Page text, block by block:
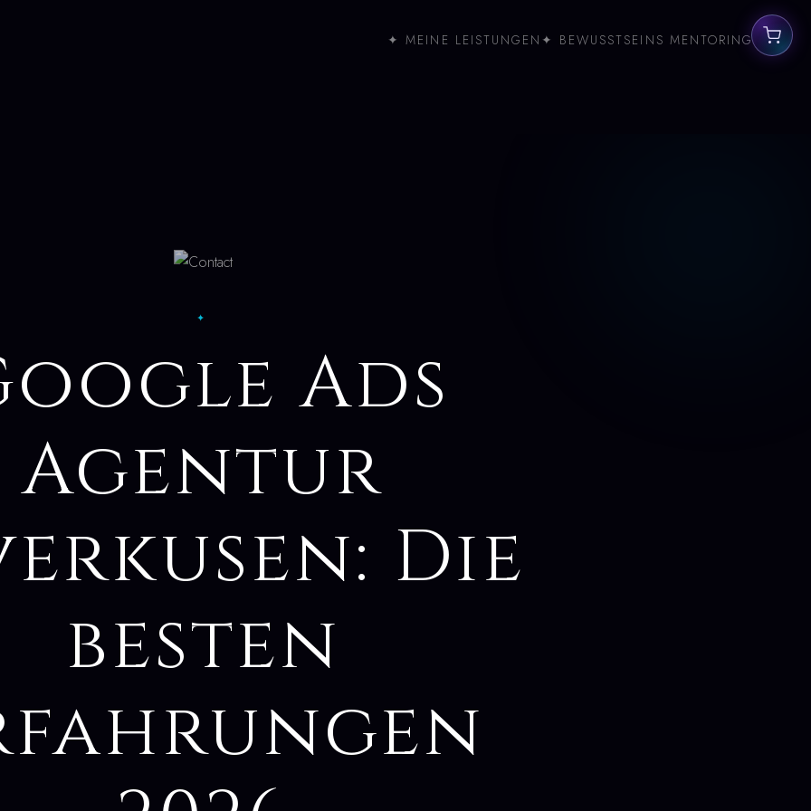
✦ MEINE LEISTUNGEN ✦ BEWUSSTSEINS MENTORING
✦
Ads
Agentur
Die
besten